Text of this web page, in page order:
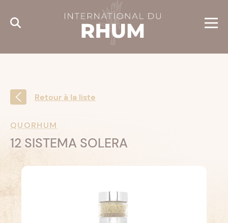
Retour à la liste
QUORHUM
12 SISTEMA SOLERA
Cookies management panel